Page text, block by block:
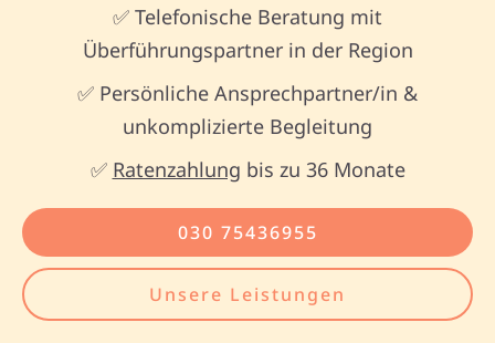
✅ Telefonische Beratung mit
Überführungspartner in der Region
✅ Persönliche Ansprechpartner/in &
unkomplizierte Begleitung
✅ Ratenzahlung bis zu 36 Monate
030 75436955
Unsere Leistungen